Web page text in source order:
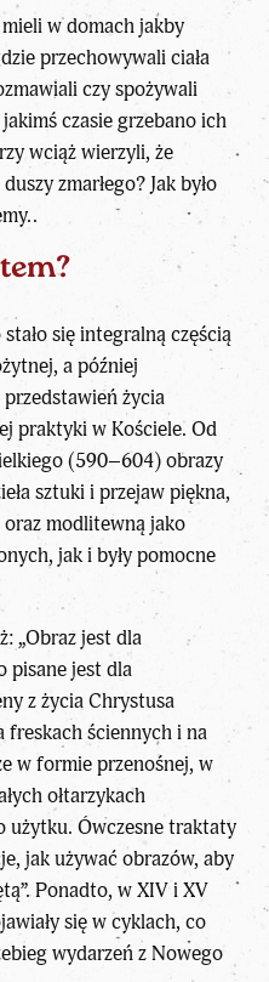
w domach jakby
przechowywali ciała
czy spożywali
czasie grzebano ich
wciąż wierzyli, że
duszy zmarłego? Jak było
się integralną częścią
a później
życia
praktyki w Kościele. Od
(590–604) obrazy
sztuki i przejaw piękna,
oraz modlitewną jako
jak i były pomocne
„Obraz jest dla
pisane jest dla
z życia Chrystusa
freskach ściennych i na
w formie przenośnej, w
ołtarzykach
użytku. Ówczesne traktaty
jak używać obrazów, aby
Ponadto, w XIV i XV
się w cyklach, co
wydarzeń z Nowego